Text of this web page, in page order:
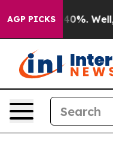
AGP PICKS40%. Well, it